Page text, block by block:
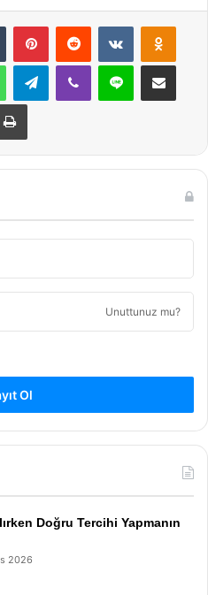
Tumblr PinterestReddit VKontakte
WhatsAppTelegramViber Line E-Posta ile
Yazdır
Unuttunuz mu?
Ol
Doğru Tercihi Yapmanın
2026